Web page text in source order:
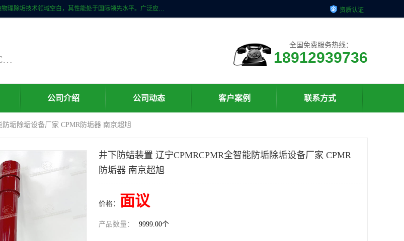
自主研发生产的CPMR全智能防垢除垢节碳装置，无磁无电，不添加化学药剂，*了国内纯物理除垢技术领域空白，其性能处于国际领先水平。广泛应用于石油炼化、钢铁冶炼、电力、煤矿、化工、供暖、压铸、汽车制造、涉水家电等行业。 资质认证
Nanjing Chaoxu Energy Saving Technology Co., Ltd
全国免费服务热线：
18912939736
公司介绍 公司动态 客户案例 联系方式
垢除垢设备厂家 CPMR防垢器 南京超旭
井下防蜡装置 辽宁CPMRCPMR全智能防垢除垢设备厂家 CPMR
防垢器 南京超旭
价格： 面议
产品数量： 9999.00个